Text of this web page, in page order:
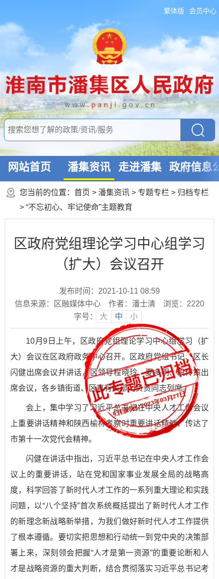
繁体版 会员中心
网站首页 潘集资讯 走进潘集 政府信息
您当前的位置： 首页 > 潘集资讯 > 专题专栏 > 归档专栏
> “不忘初心、牢记使命”主题教育
区政府党组理论学习中心组学习
（扩大）会议召开
发布时间：2021-10-11 08:59
信息来源：区融媒体中心
作者：潘士清 浏览： 2220
字号：
大 中 小
10月9日上午，区政府党组理论学习中心组学习（扩
大）会议在区政府政务中心召开。区政府党组书记、区长
闪健出席会议并讲话，区领导程晓玲、夏多明、段传策出
席会议，各乡镇街道、区直有关部门负责同志列席。
会上，集中学习了习近平总书记在中央人才工作会议
上重要讲话精神和陕西榆林考察时重要讲话精神，传达了
市第十一次党代会精神。
闪健在讲话中指出，习近平总书记在中央人才工作会
议上的重要讲话，站在党和国家事业发展全局的战略高
度，科学回答了新时代人才工作的一系列重大理论和实践
问题，以“八个坚持”首次系统概括提出了新时代人才工作
的新理念新战略新举措，为我们做好新时代人才工作提供
了根本遵循。要切实把思想和行动统一到党中央的决策部
署上来，深刻领会把握“人才是第一资源”的重要论断和人
才是战略资源的重大判断，结合贯彻落实习近平总书记考